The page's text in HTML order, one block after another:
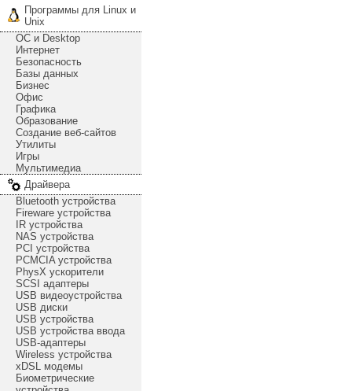
Программы для Linux и
Unix
ОС и Desktop
Интернет
Безопасность
Базы данных
Бизнес
Офис
Графика
Образование
Создание веб-сайтов
Утилиты
Игры
Мультимедиа
Драйвера
Bluetooth устройства
Fireware устройства
IR устройства
NAS устройства
PCI устройства
PCMCIA устройства
PhysX ускорители
SCSI адаптеры
USB видеоустройства
USB диски
USB устройства
USB устройства ввода
USB-адаптеры
Wireless устройства
xDSL модемы
Биометрические